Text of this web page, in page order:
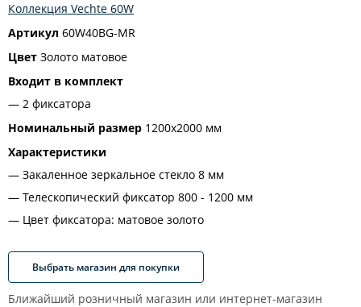
Коллекция Vechte 60W
Артикул 60W40BG-MR
Цвет Золото матовое
Входит в комплект
2 фиксатора
Номинальный размер 1200x2000 мм
Характеристики
Закаленное зеркальное стекло 8 мм
Телескопический фиксатор 800 - 1200 мм
Цвет фиксатора: матовое золото
Выбрать магазин для покупки
Ближайший розничный магазин или интернет-магазин